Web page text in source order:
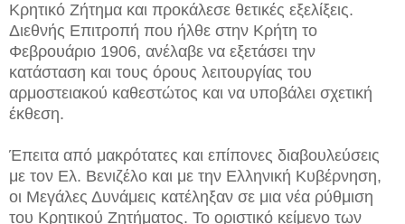
Κρητικό Ζήτημα και προκάλεσε θετικές εξελίξεις.
Διεθνής Επιτροπή που ήλθε στην Κρήτη το
Φεβρουάριο 1906, ανέλαβε να εξετάσει την
κατάσταση και τους όρους λειτουργίας του
αρμοστειακού καθεστώτος και να υποβάλει σχετική
έκθεση.
Έπειτα από μακρότατες και επίπονες διαβουλεύσεις
με τον Ελ. Βενιζέλο και με την Ελληνική Κυβέρνηση,
οι Μεγάλες Δυνάμεις κατέληξαν σε μια νέα ρύθμιση
του Κρητικού Ζητήματος. Το οριστικό κείμενο των